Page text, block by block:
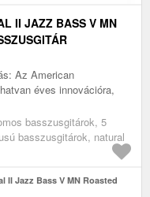
II JAZZ BASS V MN
Az American
éves innovációra,
basszusgitárok, 5
basszusgitárok, natural
II Jazz Bass V MN Roasted